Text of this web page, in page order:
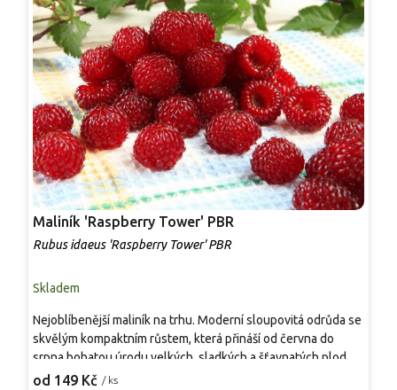
Maliník 'Raspberry Tower' PBR
Rubus idaeus 'Raspberry Tower' PBR
Skladem
od 149 Kč / ks
Nejoblíbenější maliník na trhu. Moderní sloupovitá odrůda se
skvělým kompaktním růstem, která přináší od června do
srpna bohatou úrodu velkých, sladkých a šťavnatých plodů.
Pevné vzpřímené výhony tvoří elegantní habitus bez